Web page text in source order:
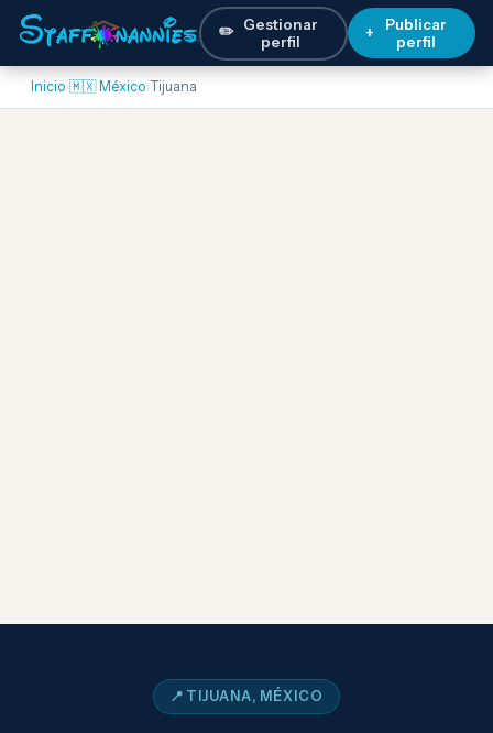
✏️ Gestionar
perfil
+
Publicar
perfil
Inicio›🇲🇽 México›Tijuana
📍 TIJUANA, MÉXICO